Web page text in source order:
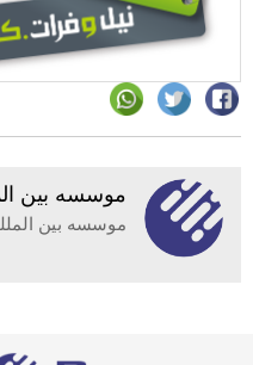
موسسه بين
موسسه بين